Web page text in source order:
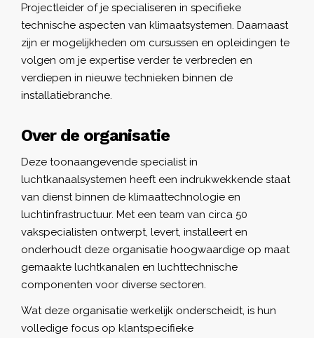
Projectleider of je specialiseren in specifieke
technische aspecten van klimaatsystemen. Daarnaast
zijn er mogelijkheden om cursussen en opleidingen te
volgen om je expertise verder te verbreden en
verdiepen in nieuwe technieken binnen de
installatiebranche.
Over de organisatie
Deze toonaangevende specialist in
luchtkanaalsystemen heeft een indrukwekkende staat
van dienst binnen de klimaattechnologie en
luchtinfrastructuur. Met een team van circa 50
vakspecialisten ontwerpt, levert, installeert en
onderhoudt deze organisatie hoogwaardige op maat
gemaakte luchtkanalen en luchttechnische
componenten voor diverse sectoren.
Wat deze organisatie werkelijk onderscheidt, is hun
volledige focus op klantspecifieke